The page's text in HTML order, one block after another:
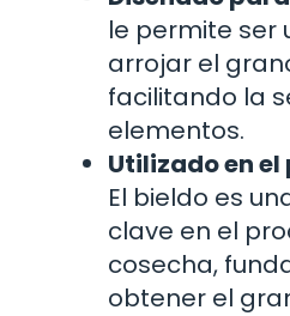
le permite ser
arrojar el
facilitando la
elementos.
Utilizado en
El bieldo es
clave en el
cosecha,
obtener el